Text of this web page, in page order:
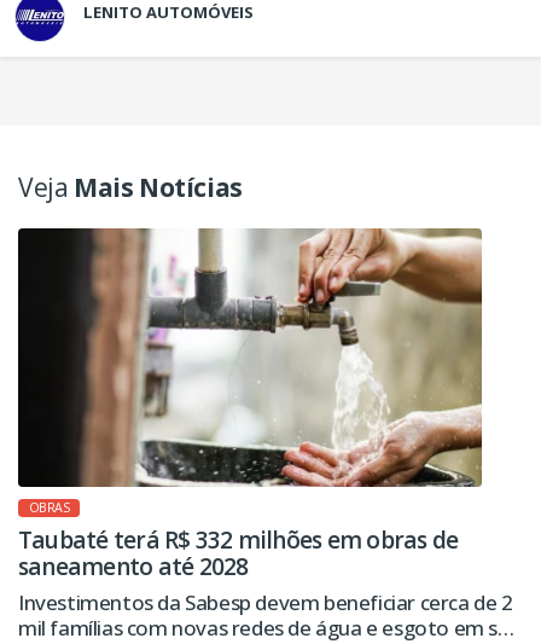
LENITO AUTOMÓVEIS
Veja Mais Notícias
OBRAS
Taubaté terá R$ 332 milhões em obras de
saneamento até 2028
Investimentos da Sabesp devem beneficiar cerca de 2
mil famílias com novas redes de água e esgoto em seis